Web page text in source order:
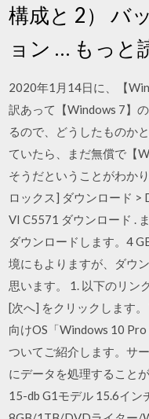
構成と 2） バ
ョン … もっと
2020年1月14日に、【
訳あって【Windows 7】
るので、どうしたものか
ていたら、まだ無償で【
そうだということがわか
ロックス] ダウンロード >
VI C5571 ダウンロード .
ダウンロードします。4
境にもよりますが、ダウ
思います。 1. 以下のリン
[次へ] をクリックします
向けOS「Windows 10
ついてご紹介します。サ
にデータを処理すること
15-db G1モデル 15.6イ